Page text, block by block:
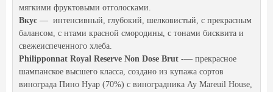
мягкими фруктовыми отголосками.
Вкус — интенсивный, глубокий, шелковистый, с прекрасным
балансом, с нтами красной смородины, с тонами бисквита и
свежеиспеченного хлеба.
Philipponnat Royal Reserve Non Dose Brut -— прекрасное
шампанское высшего класса, создано из купажа сортов
винограда Пино Нуар (70%) с виноградника Ay Mareuil House,